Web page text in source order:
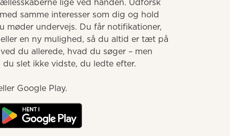
lige ved hånden. Udforsk
samme interesser som dig og hold
møder undervejs. Du får notifikationer,
en ny mulighed, så du altid er tæt på
du allerede, hvad du søger – men
slet ikke vidste, du ledte efter.
Google Play.